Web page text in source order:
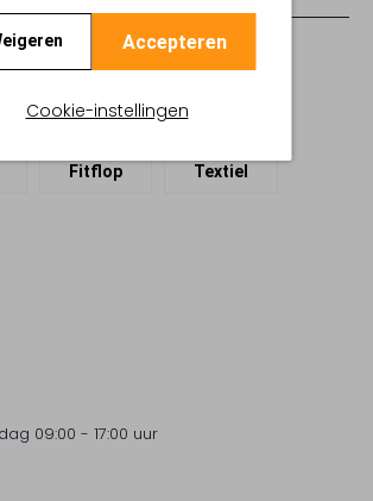
Accepteren
Cookie-instellingen
Fitflop Textiel
09:00 - 17:00 uur